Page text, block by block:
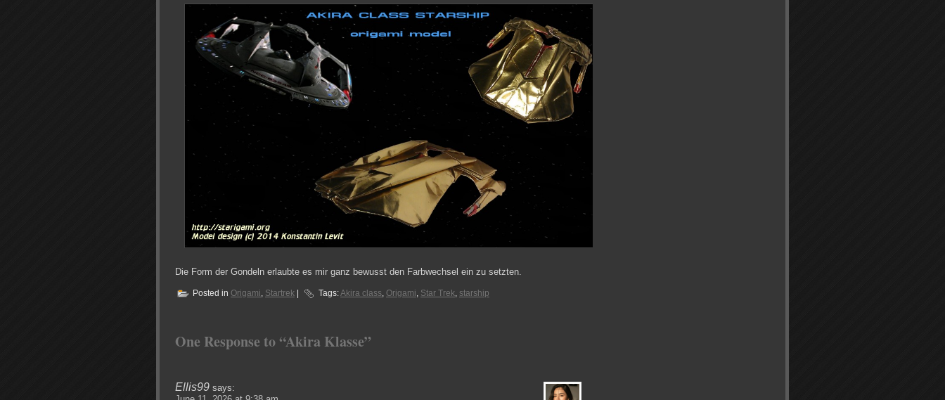
Die Form der Gondeln erlaubte es mir ganz bewusst den Farbwechsel ein zu setzten.
Posted in Origami, Startrek Tags:Akira class, Origami, Star Trek, starship
One Response to “Akira Klasse”
Ellis99 says: